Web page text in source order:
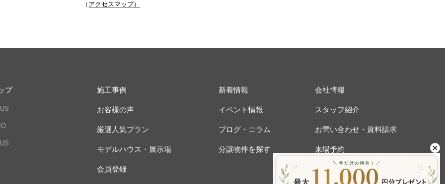
（ アクセスマップ）
プ 施工事例
お客様の声
厳選人気プラン
モデルハウス・展示場
会員登録
新着情報
イベント情報
ブログ・コラム
分譲物件を探す
会社情報
スタッフ紹介
お問い合わせ・資料請求
来場予約